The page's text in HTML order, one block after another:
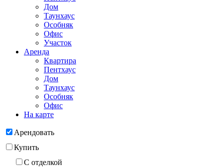
Дом
Таунхаус
Особняк
Офис
Участок
Аренда
Квартира
Пентхаус
Дом
Таунхаус
Особняк
Офис
На карте
Арендовать
Купить
С отделкой